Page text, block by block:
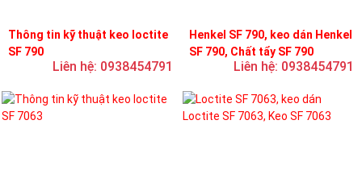
Thông tin kỹ thuật keo loctite
SF 790
Liên hệ: 0938454791
Henkel SF 790, keo dán Henkel
SF 790, Chất tẩy SF 790
Liên hệ: 0938454791